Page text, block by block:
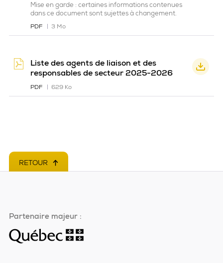
Mise en garde : certaines informations contenues
dans ce document sont sujettes à changement.
PDF 3 Mo
Liste des agents de liaison et des
responsables de secteur 2025-2026
PDF 629 Ko
RETOUR EN HAUT DE PAGE
Partenaire majeur :
Ce